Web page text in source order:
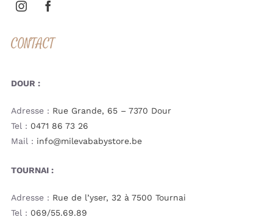
CONTACT
DOUR :
Adresse : Rue Grande, 65 – 7370 Dour
Tel : 0471 86 73 26
Mail : info@milevababystore.be
TOURNAI :
Adresse : Rue de l’yser, 32 à 7500 Tournai
Tel : 069/55.69.89